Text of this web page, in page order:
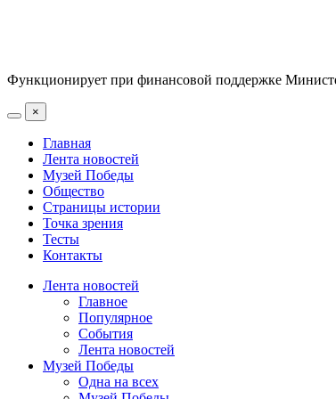
Функционирует при финансовой поддержке
×
Главная
Лента новостей
Музей Победы
Общество
Страницы истории
Точка зрения
Тесты
Контакты
Лента новостей
Главное
Популярное
События
Лента новостей
Музей Победы
Одна на всех